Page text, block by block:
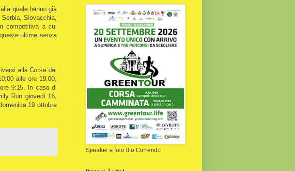
quale hanno già
Slovacchia,
competitiva a cui
ultime senza
alla Corsa dei
alle ore 19:00,
9:15. In caso di
Run giovedì 16,
19 ottobre
Speaker e foto Bio Correndo